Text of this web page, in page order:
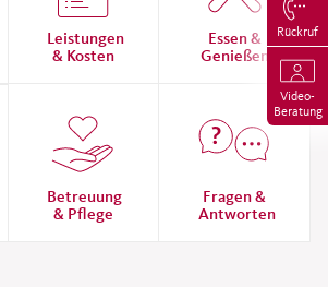
Rückruf
Video-
Beratung
Leistungen
& Kosten
Essen &
Genießen
Betreuung
& Pflege
Fragen &
Antworten